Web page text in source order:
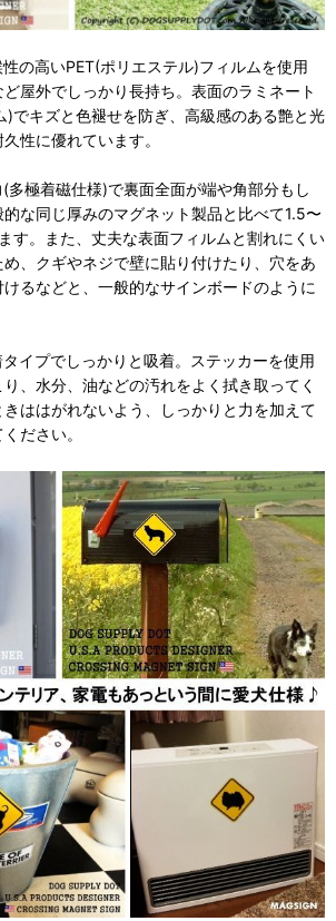
の高いPET(ポリエステル)フィルムを使用
屋外でしっかり長持ち。表面のラミネート
)でキズと色褪せを防ぎ、高級感のある艶と光
性に優れています。
極着磁仕様)で裏面全面が端や角部分もし
な同じ厚みのマグネット製品と比べて1.5〜
す。また、丈夫な表面フィルムと割れにくい
、クギやネジで壁に貼り付けたり、穴をあ
るなどと、一般的なサインボードのように
イプでしっかりと吸着。ステッカーを使用
、水分、油などの汚れをよく拭き取ってく
ははがれないよう、しっかりと力を加えて
ださい。